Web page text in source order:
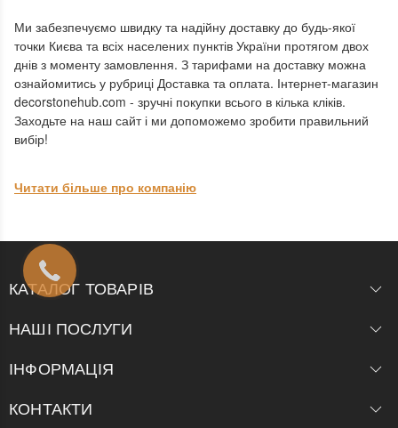
Ми забезпечуємо швидку та надійну доставку до будь-якої
точки Києва та всіх населених пунктів України протягом двох
днів з моменту замовлення. З тарифами на доставку можна
ознайомитись у рубриці Доставка та оплата. Інтернет-магазин
decorstonehub.com - зручні покупки всього в кілька кліків.
Заходьте на наш сайт і ми допоможемо зробити правильний
вибір!
Читати більше про компанію
КАТАЛОГ ТОВАРІВ
НАШІ ПОСЛУГИ
ІНФОРМАЦІЯ
КОНТАКТИ